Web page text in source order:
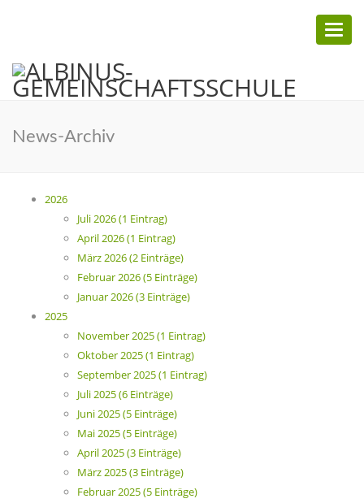
Toggle
News-Archiv
2026
Juli 2026 (1 Eintrag)
April 2026 (1 Eintrag)
März 2026 (2 Einträge)
Februar 2026 (5 Einträge)
Januar 2026 (3 Einträge)
2025
November 2025 (1 Eintrag)
Oktober 2025 (1 Eintrag)
September 2025 (1 Eintrag)
Juli 2025 (6 Einträge)
Juni 2025 (5 Einträge)
Mai 2025 (5 Einträge)
April 2025 (3 Einträge)
März 2025 (3 Einträge)
Februar 2025 (5 Einträge)